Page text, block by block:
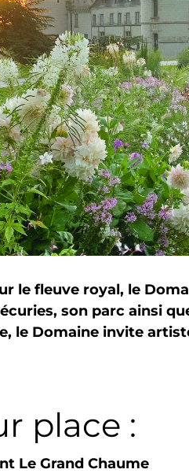
le fleuve royal, le
son parc ainsi
le Domaine invite
place :
Le Grand Chaume